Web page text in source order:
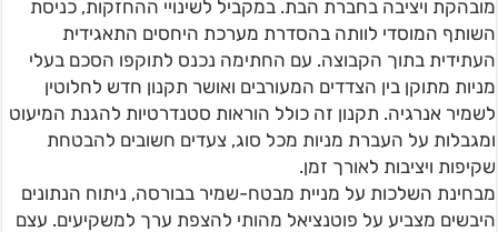
מובהקת ויציבה בחברת הבת. במקביל לשינויי ההחזקות, כניסת
השותף המוסדי לוותה בהסדרת מערכת היחסים התאגידית
העתידית בתוך הקבוצה. עם החתימה נכנס לתוקפו הסכם בעלי
מניות מתוקן בין הצדדים המעורבים ואושר תקנון חדש לחלוטין
לשמיר אנרגיה. תקנון זה כולל הוראות סטנדרטיות להגנת המיעוט
ומגבלות על העברת מניות מכל סוג, צעדים חשובים להבטחת
שקיפות ויציבות לאורך זמן.
מבחינת השלכות על מניית מבטח-שמיר בבורסה, ניתוח הנתונים
היבשים מצביע על פוטנציאל מהותי להצפת ערך למשקיעים. עצם